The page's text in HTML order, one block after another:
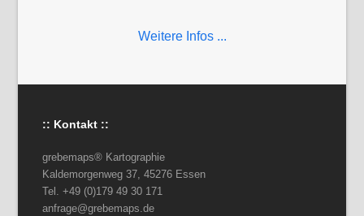
Weitere Infos ...
:: Kontakt ::
grebemaps® Kartographie
Kaldemorgenweg 37, 45276 Essen
Tel. +49 (0)179 49 30 171
anfrage@grebemaps.de